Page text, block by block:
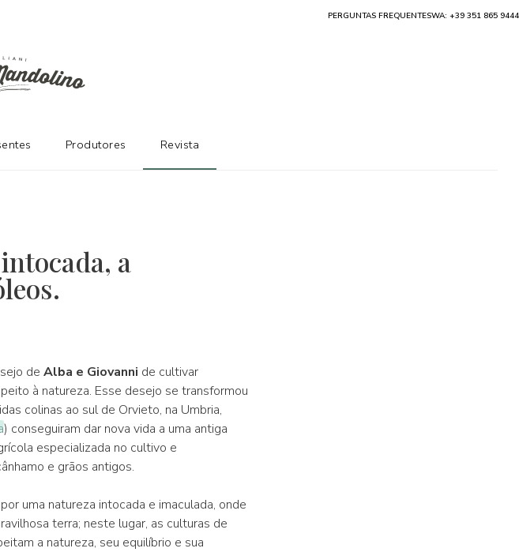
a
de Alba e Giovanni de cultivar
à natureza. Esse desejo se transformou
colinas ao sul de Orvieto, na Umbria,
) conseguiram dar nova vida a uma antiga
especializada no cultivo e
e grãos antigos.
uma natureza intocada e imaculada, onde
terra; neste lugar, as culturas de
a natureza, seu equilíbrio e sua
PERGUNTAS FREQUENTESWA: +39 351 865 9444
Produtores Revista